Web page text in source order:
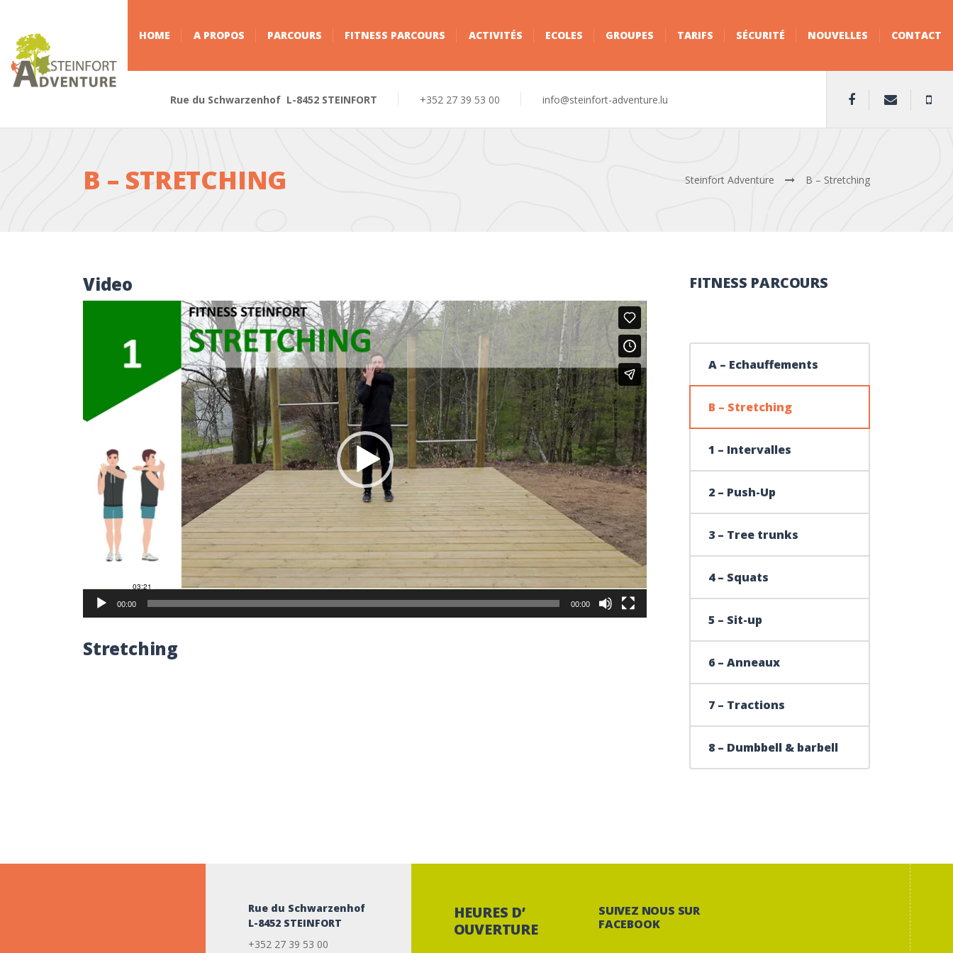
HOME A PROPOS PARCOURS FITNESS PARCOURS ACTIVITÉS ECOLES GROUPES TARIFS SÉCURITÉ NOUVELLES CONTACT
Rue du Schwarzenhof L-8452 STEINFORT +352 27 39 53 00 info@steinfort-adventure.lu
B – STRETCHING Steinfort Adventure B – Stretching
Video
00:00 00:00
Stretching
FITNESS PARCOURS
A – Echauffements
B – Stretching
1 – Intervalles
2 – Push-Up
3 – Tree trunks
4 – Squats
5 – Sit-up
6 – Anneaux
7 – Tractions
8 – Dumbbell & barbell
Rue du Schwarzenhof
L-8452 STEINFORT
+352 27 39 53 00
HEURES D’
OUVERTURE
SUIVEZ NOUS SUR
FACEBOOK